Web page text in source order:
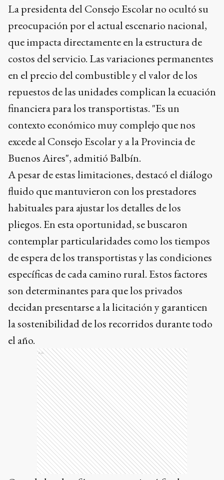
costos del servicio. Las variaciones permanentes
en el precio del combustible y el valor de los
repuestos de las unidades complican la ecuación
financiera para los transportistas. "Es un
contexto económico muy complejo que nos
excede al Consejo Escolar y a la Provincia de
Buenos Aires", admitió Balbín.
A pesar de estas limitaciones, destacó el diálogo
fluido que mantuvieron con los prestadores
habituales para ajustar los detalles de los
pliegos. En esta oportunidad, se buscaron
contemplar particularidades como los tiempos
de espera de los transportistas y las condiciones
específicas de cada camino rural. Estos factores
son determinantes para que los privados
decidan presentarse a la licitación y garanticen
la sostenibilidad de los recorridos durante todo
el año.
Ads
Otro de los desafíos que mencionó fue la
dinámica de la matrícula en la zona rural. Es
habitual que las familias trabajadoras se muden